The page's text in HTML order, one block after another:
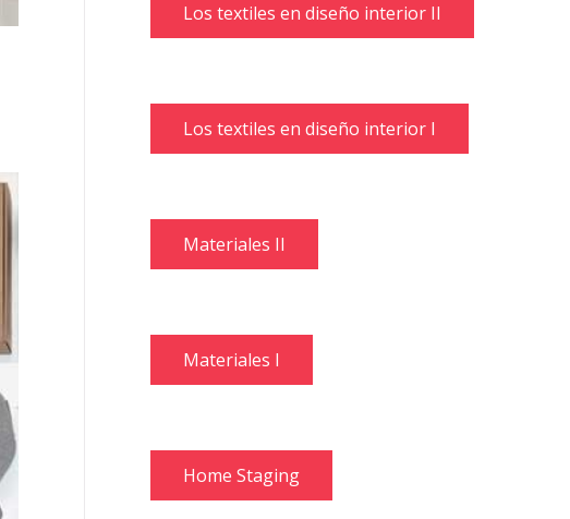
Los textiles en diseño interior II
Los textiles en diseño interior I
Materiales II
Materiales I
Home Staging